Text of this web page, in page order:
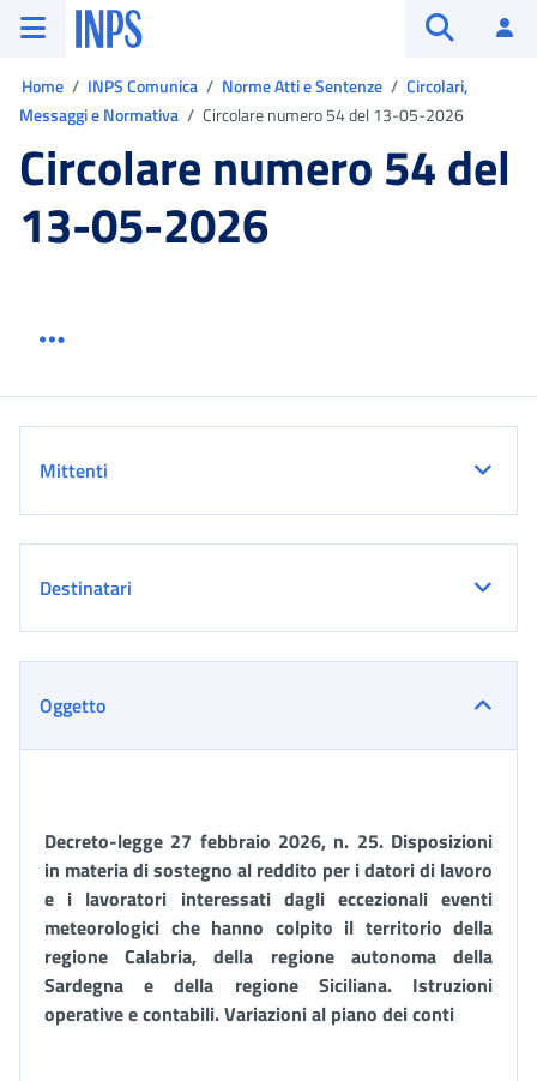
Vai al menu principale
Vai al contenuto principale
Vai al pie' di pagina
INPS ()
Home INPS Comunica Norme Atti e Sentenze
Circolari,
Messaggi e Normativa
Circolare numero 54 del 13-05-2026
Circolare numero 54 del
13-05-2026
Mittenti
Destinatari
Oggetto
Decreto-legge 27 febbraio 2026, n. 25. Disposizioni
in materia di sostegno al reddito per i datori di lavoro
e i lavoratori interessati dagli eccezionali eventi
meteorologici che hanno colpito il territorio della
regione Calabria, della regione autonoma della
Sardegna e della regione Siciliana.Istruzioni
operative e contabili. Variazioni al piano dei conti